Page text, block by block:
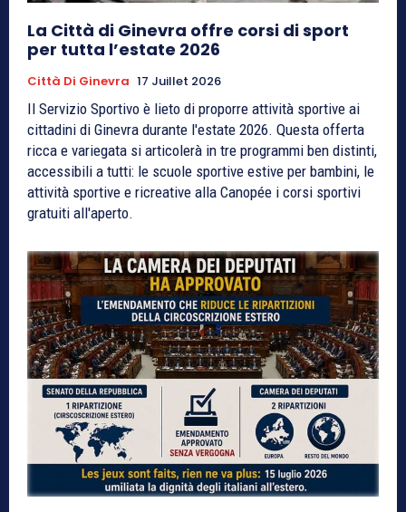
La Città di Ginevra offre corsi di sport
per tutta l’estate 2026
Città Di Ginevra 17 Juillet 2026
Il Servizio Sportivo è lieto di proporre attività sportive ai
cittadini di Ginevra durante l'estate 2026. Questa offerta
ricca e variegata si articolerà in tre programmi ben distinti,
accessibili a tutti: le scuole sportive estive per bambini, le
attività sportive e ricreative alla Canopée i corsi sportivi
gratuiti all'aperto.